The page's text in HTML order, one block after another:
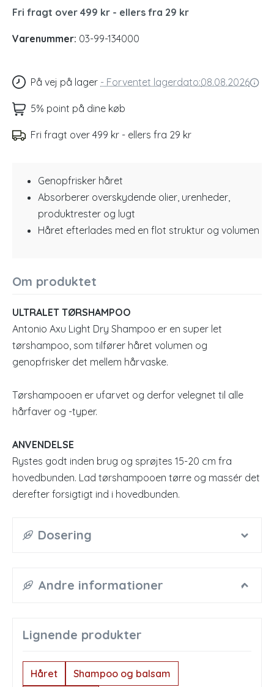
Fri fragt over 499 kr - ellers fra 29 kr
Varenummer: 03-99-134000
På vej på lager - Forventet lagerdato:08.08.2026
5% point på dine køb
Fri fragt over 499 kr - ellers fra 29 kr
Genopfrisker håret
Absorberer overskydende olier, urenheder,
produktrester og lugt
Håret efterlades med en flot struktur og volumen
Om produktet
ULTRALET TØRSHAMPOO
Antonio Axu Light Dry Shampoo er en super let
tørshampoo, som tilfører håret volumen og
genopfrisker det mellem hårvaske.
Tørshampooen er ufarvet og derfor velegnet til alle
hårfaver og -typer.
ANVENDELSE
Rystes godt inden brug og sprøjtes 15-20 cm fra
hovedbunden. Lad tørshampooen tørre og massér det
derefter forsigtigt ind i hovedbunden.
Dosering
Andre informationer
Lignende produkter
Håret Shampoo og balsam